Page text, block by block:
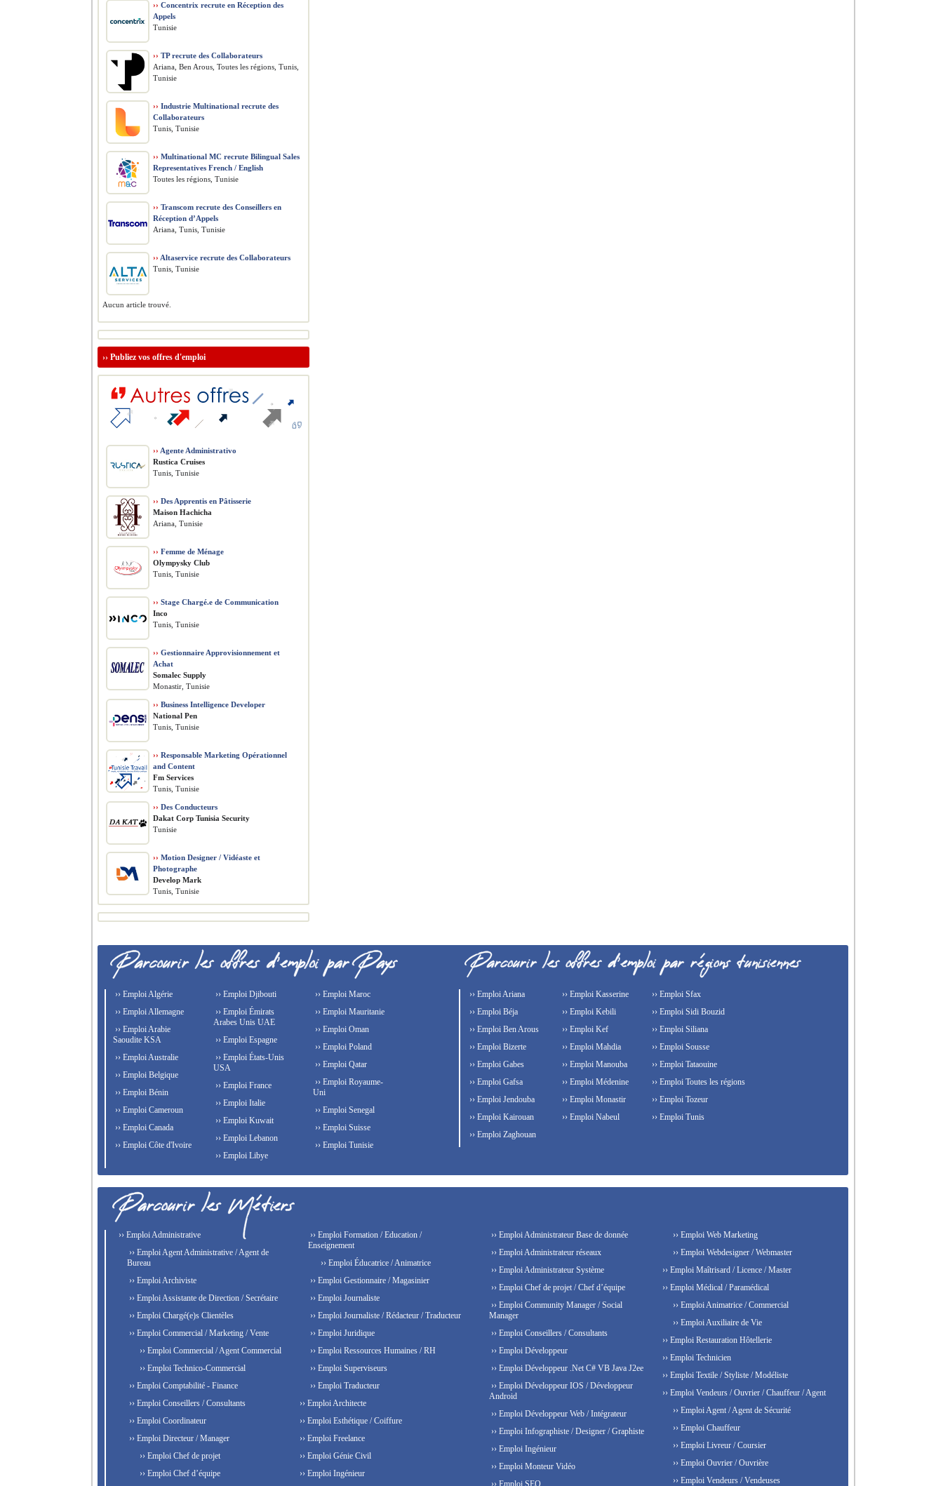
›› Concentrix recrute en Réception des
Appels
Tunisie
›› TP recrute des Collaborateurs
Ariana, Ben Arous, Toutes les régions, Tunis,
Tunisie
›› Industrie Multinational recrute des
Collaborateurs
Tunis, Tunisie
›› Multinational MC recrute Bilingual Sales
Representatives French / English
Toutes les régions, Tunisie
›› Transcom recrute des Conseillers en
Réception d’Appels
Ariana, Tunis, Tunisie
›› Altaservice recrute des Collaborateurs
Tunis, Tunisie
Aucun article trouvé.
›› Publiez vos offres d'emploi
›› Agente Administrativo
Rustica Cruises
Tunis, Tunisie
›› Des Apprentis en Pâtisserie
Maison Hachicha
Ariana, Tunisie
›› Femme de Ménage
Olympysky Club
Tunis, Tunisie
›› Stage Chargé.e de Communication
Inco
Tunis, Tunisie
›› Gestionnaire Approvisionnement et
Achat
Somalec Supply
Monastir, Tunisie
›› Business Intelligence Developer
National Pen
Tunis, Tunisie
›› Responsable Marketing Opérationnel
and Content
Fm Services
Tunis, Tunisie
›› Des Conducteurs
Dakat Corp Tunisia Security
Tunisie
›› Motion Designer / Vidéaste et
Photographe
Develop Mark
Tunis, Tunisie
›› Emploi Algérie
›› Emploi Allemagne
›› Emploi Arabie
Saoudite KSA
›› Emploi Australie
›› Emploi Belgique
›› Emploi Bénin
›› Emploi Cameroun
›› Emploi Canada
›› Emploi Côte d'Ivoire
›› Emploi Djibouti
›› Emploi Émirats
Arabes Unis UAE
›› Emploi Espagne
›› Emploi États-Unis
USA
›› Emploi France
›› Emploi Italie
›› Emploi Kuwait
›› Emploi Lebanon
›› Emploi Libye
›› Emploi Maroc
›› Emploi Mauritanie
›› Emploi Oman
›› Emploi Poland
›› Emploi Qatar
›› Emploi Royaume-
Uni
›› Emploi Senegal
›› Emploi Suisse
›› Emploi Tunisie
›› Emploi Ariana
›› Emploi Béja
›› Emploi Ben Arous
›› Emploi Bizerte
›› Emploi Gabes
›› Emploi Gafsa
›› Emploi Jendouba
›› Emploi Kairouan
›› Emploi Kasserine
›› Emploi Kebili
›› Emploi Kef
›› Emploi Mahdia
›› Emploi Manouba
›› Emploi Médenine
›› Emploi Monastir
›› Emploi Nabeul
›› Emploi Sfax
›› Emploi Sidi Bouzid
›› Emploi Siliana
›› Emploi Sousse
›› Emploi Tataouine
›› Emploi Toutes les régions
›› Emploi Tozeur
›› Emploi Tunis
›› Emploi Zaghouan
›› Emploi Administrative
›› Emploi Agent Administrative / Agent de
Bureau
›› Emploi Archiviste
›› Emploi Assistante de Direction / Secrétaire
›› Emploi Chargé(e)s Clientèles
›› Emploi Commercial / Marketing / Vente
›› Emploi Commercial / Agent Commercial
›› Emploi Technico-Commercial
›› Emploi Comptabilité - Finance
›› Emploi Conseillers / Consultants
›› Emploi Coordinateur
›› Emploi Directeur / Manager
›› Emploi Chef de projet
›› Emploi Chef d’équipe
›› Emploi Formation / Education /
Enseignement
›› Emploi Éducatrice / Animatrice
›› Emploi Gestionnaire / Magasinier
›› Emploi Journaliste
›› Emploi Journaliste / Rédacteur / Traducteur
›› Emploi Juridique
›› Emploi Ressources Humaines / RH
›› Emploi Superviseurs
›› Emploi Traducteur
›› Emploi Architecte
›› Emploi Esthétique / Coiffure
›› Emploi Freelance
›› Emploi Génie Civil
›› Emploi Ingénieur
›› Emploi Administrateur Base de donnée
›› Emploi Administrateur réseaux
›› Emploi Administrateur Système
›› Emploi Chef de projet / Chef d’équipe
›› Emploi Community Manager / Social
Manager
›› Emploi Conseillers / Consultants
›› Emploi Développeur
›› Emploi Développeur .Net C# VB Java J2ee
›› Emploi Développeur IOS / Développeur
Android
›› Emploi Développeur Web / Intégrateur
›› Emploi Infographiste / Designer / Graphiste
›› Emploi Ingénieur
›› Emploi Monteur Vidéo
›› Emploi SEO
›› Emploi Web Marketing
›› Emploi Webdesigner / Webmaster
›› Emploi Maîtrisard / Licence / Master
›› Emploi Médical / Paramédical
›› Emploi Animatrice / Commercial
›› Emploi Auxiliaire de Vie
›› Emploi Restauration Hôtellerie
›› Emploi Technicien
›› Emploi Textile / Styliste / Modéliste
›› Emploi Vendeurs / Ouvrier / Chauffeur / Agent
›› Emploi Agent / Agent de Sécurité
›› Emploi Chauffeur
›› Emploi Livreur / Coursier
›› Emploi Ouvrier / Ouvrière
›› Emploi Vendeurs / Vendeuses